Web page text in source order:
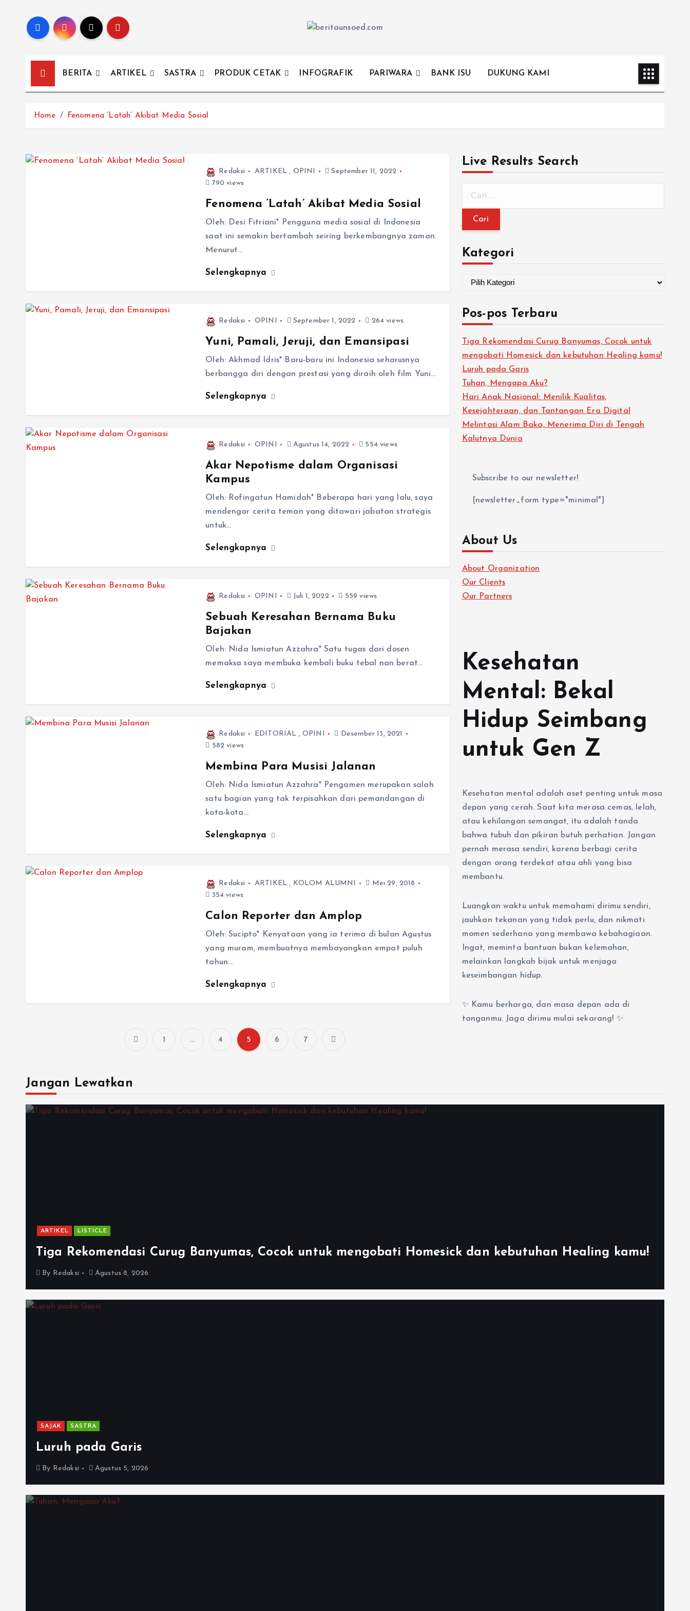
BERITA ARTIKEL SASTRA PRODUK CETAK INFOGRAFIK PARIWARA BANK ISU DUKUNG KAMI
Home Fenomena ‘Latah’ Akibat Media Sosial
Redaksi ARTIKEL , OPINI
September 11, 2022
790 views
Fenomena ‘Latah’ Akibat Media Sosial
Oleh: Desi Fitriani* Pengguna media sosial di Indonesia
saat ini semakin bertambah seiring berkembangnya zaman.
Menurut…
Selengkapnya
Redaksi OPINI September 1, 2022 264 views
Yuni, Pamali, Jeruji, dan Emansipasi
Oleh: Akhmad Idris* Baru-baru ini Indonesia seharusnya
berbangga diri dengan prestasi yang diraih oleh film Yuni…
Selengkapnya
Redaksi OPINI Agustus 14, 2022 554 views
Akar Nepotisme dalam Organisasi
Kampus
Oleh: Rofingatun Hamidah* Beberapa hari yang lalu, saya
mendengar cerita teman yang ditawari jabatan strategis
untuk…
Selengkapnya
Redaksi OPINI Juli 1, 2022 559 views
Sebuah Keresahan Bernama Buku
Bajakan
Oleh: Nida Ismiatun Azzahra* Satu tugas dari dosen
memaksa saya membuka kembali buku tebal nan berat…
Selengkapnya
Redaksi EDITORIAL , OPINI
Desember 13, 2021
582 views
Membina Para Musisi Jalanan
Oleh: Nida Ismiatun Azzahra* Pengamen merupakan salah
satu bagian yang tak terpisahkan dari pemandangan di
kota-kota…
Selengkapnya
Redaksi ARTIKEL , KOLOM ALUMNI
Mei 29, 2018
354 views
Calon Reporter dan Amplop
Oleh: Sucipto* Kenyataan yang ia terima di bulan Agustus
yang muram, membuatnya membayangkan empat puluh
tahun…
Selengkapnya
1 … 4 5 6 7
Live Results Search
Kategori
Pos-pos Terbaru
Tiga Rekomendasi Curug Banyumas, Cocok untuk
mengobati Homesick dan kebutuhan Healing kamu!
Luruh pada Garis
Tuhan, Mengapa Aku?
Hari Anak Nasional: Menilik Kualitas,
Kesejahteraan, dan Tantangan Era Digital
Melintasi Alam Baka, Menerima Diri di Tengah
Kalutnya Dunia
Subscribe to our newsletter!
[newsletter_form type="minimal"]
About Us
About Organization
Our Clients
Our Partners
Kesehatan
Mental: Bekal
Hidup Seimbang
untuk Gen Z
Kesehatan mental adalah aset penting untuk masa
depan yang cerah. Saat kita merasa cemas, lelah,
atau kehilangan semangat, itu adalah tanda
bahwa tubuh dan pikiran butuh perhatian. Jangan
pernah merasa sendiri, karena berbagi cerita
dengan orang terdekat atau ahli yang bisa
membantu.
Luangkan waktu untuk memahami dirimu sendiri,
jauhkan tekanan yang tidak perlu, dan nikmati
momen sederhana yang membawa kebahagiaan.
Ingat, meminta bantuan bukan kelemahan,
melainkan langkah bijak untuk menjaga
keseimbangan hidup.
✨ Kamu berharga, dan masa depan ada di
tanganmu. Jaga dirimu mulai sekarang! ✨
Jangan Lewatkan
ARTIKEL LISTICLE
Tiga Rekomendasi Curug Banyumas, Cocok untuk mengobati Homesick dan kebutuhan Healing kamu!
By Redaksi Agustus 8, 2026
SAJAK SASTRA
Luruh pada Garis
By Redaksi Agustus 5, 2026